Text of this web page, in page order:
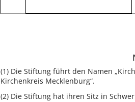
(1) Die Stiftung führt den Namen
Kirchenkreis Mecklenburg“.
(2) Die Stiftung hat ihren Sitz in